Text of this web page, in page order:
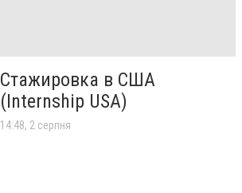
Стажировка в США
(Internship USA)
14:48, 2 серпня